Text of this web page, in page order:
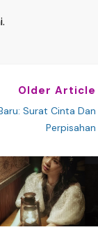
Older Article
Surat Cinta Dan
Perpisahan